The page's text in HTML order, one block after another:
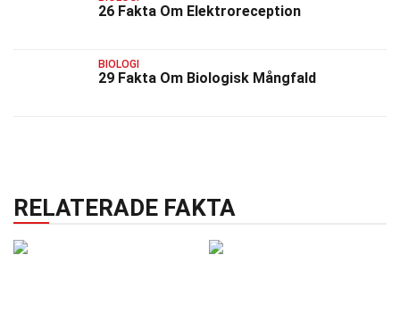
26 Fakta Om Elektroreception
BIOLOGI
29 Fakta Om Biologisk Mångfald
RELATERADE FAKTA